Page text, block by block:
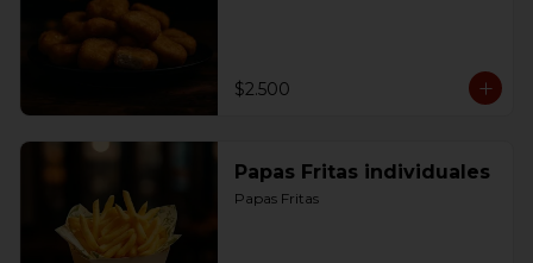
$2.500
Papas Fritas individuales
Papas Fritas